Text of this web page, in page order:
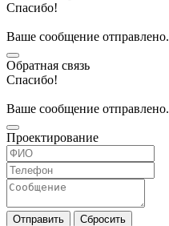
Спасибо!
Ваше сообщение отправлено.
Обратная связь
Спасибо!
Ваше сообщение отправлено.
Проектирование
Отправить Сбросить